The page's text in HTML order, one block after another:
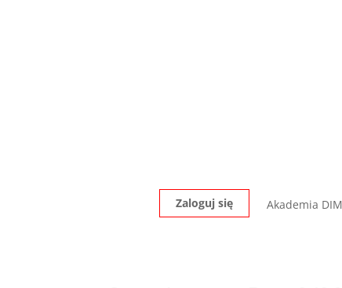
Zaloguj się Akademia